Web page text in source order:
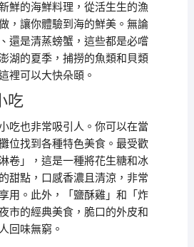
鮮的海鮮料理，從活生生的漁
，讓你體驗到海的鮮美。無論
還是清蒸螃蟹，這些都是必嚐
湖的夏季，捕撈的魚類和貝類
裡可以大快朵頤。
吃
吃也非常吸引人。你可以在當
位找到各種特色美食。最受歡
卷」，這是一種將花生糖和冰
甜點，口感香濃且清涼，非常
用。此外，「鹽酥雞」和「炸
市的經典美食，脆口的外皮和
回味無窮。